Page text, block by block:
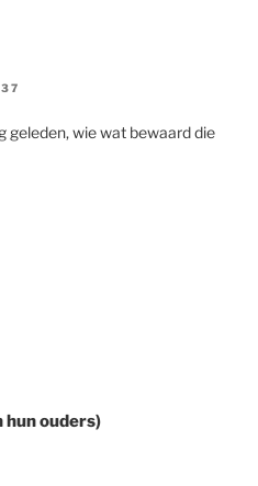
geleden, wie wat bewaard die
hun ouders)